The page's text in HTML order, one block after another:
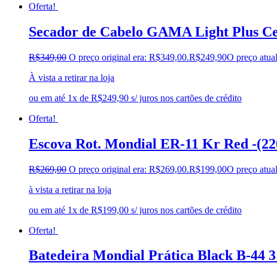
Oferta!
Secador de Cabelo GAMA Light Plus
R$349,00 O preço original era: R$349,00.R$249,90O preço
À vista a retirar na loja
ou em até 1x de R$249,90 s/ juros nos cartões de crédito
Oferta!
Escova Rot. Mondial ER-11 Kr Red -
R$269,00 O preço original era: R$269,00.R$199,00O preço
à vista a retirar na loja
ou em até 1x de R$199,00 s/ juros nos cartões de crédito
Oferta!
Batedeira Mondial Prática Black B-44 3